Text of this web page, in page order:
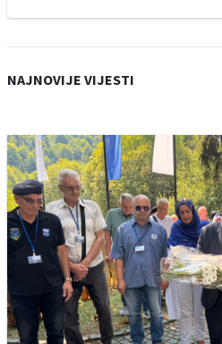
NAJNOVIJE VIJESTI